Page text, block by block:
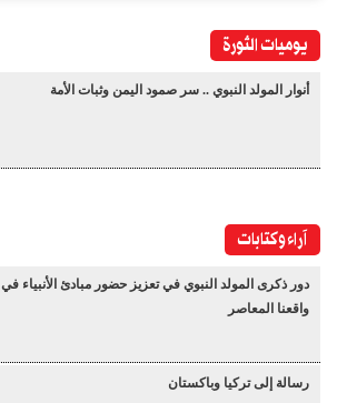
يوميات الثورة
أنوار المولد النبوي .. سر صمود اليمن وثبات الأمة
آراء وكتابات
دور ذكرى المولد النبوي في تعزيز حضور مبادئ الأنبياء في
واقعنا المعاصر
رسالة إلى تركيا وباكستان